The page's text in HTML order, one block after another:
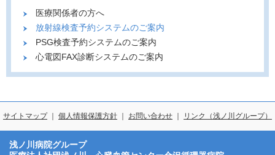
医療関係者の方へ
放射線検査予約システムのご案内
PSG検査予約システムのご案内
心電図FAX診断システムのご案内
サイトマップ｜ 個人情報保護方針 お問い合わせ リンク（浅ノ川グループ）
浅ノ川病院グループ